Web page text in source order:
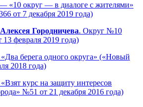
«10 округ — в диалоге с жителями»
от 7 декабря 2019 года)
Алексея Городничева. Округ №10
февраля 2019 года)
«Два берега одного округа» («Новый
2018 года)
«Взят курс на защиту интересов
№51 от 21 декабря 2016 года)